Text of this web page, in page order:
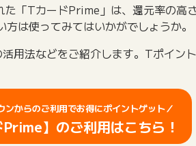
「TカードPrime」は、還元率の高
は使ってみてはいかがでしょうか。
法などをご紹介します。Tポイン
ンからのご利用でお得にポイントゲット／
Prime】のご利用はこちら！